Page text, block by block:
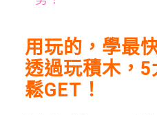
用玩的，學最
透過玩積木，
鬆GET！